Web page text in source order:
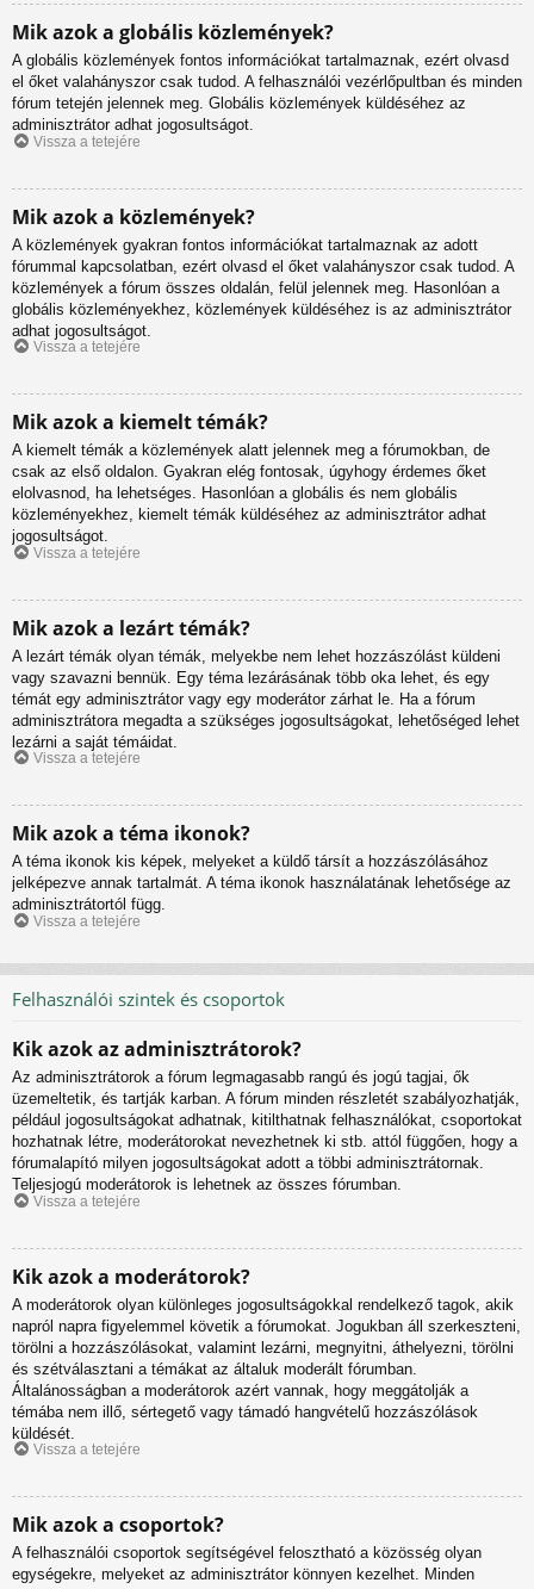
Mik azok a globális közlemények?
A globális közlemények fontos információkat tartalmaznak, ezért olvasd
el őket valahányszor csak tudod. A felhasználói vezérlőpultban és minden
fórum tetején jelennek meg. Globális közlemények küldéséhez az
adminisztrátor adhat jogosultságot.
Vissza a tetejére
Mik azok a közlemények?
A közlemények gyakran fontos információkat tartalmaznak az adott
fórummal kapcsolatban, ezért olvasd el őket valahányszor csak tudod. A
közlemények a fórum összes oldalán, felül jelennek meg. Hasonlóan a
globális közleményekhez, közlemények küldéséhez is az adminisztrátor
adhat jogosultságot.
Vissza a tetejére
Mik azok a kiemelt témák?
A kiemelt témák a közlemények alatt jelennek meg a fórumokban, de
csak az első oldalon. Gyakran elég fontosak, úgyhogy érdemes őket
elolvasnod, ha lehetséges. Hasonlóan a globális és nem globális
közleményekhez, kiemelt témák küldéséhez az adminisztrátor adhat
jogosultságot.
Vissza a tetejére
Mik azok a lezárt témák?
A lezárt témák olyan témák, melyekbe nem lehet hozzászólást küldeni
vagy szavazni bennük. Egy téma lezárásának több oka lehet, és egy
témát egy adminisztrátor vagy egy moderátor zárhat le. Ha a fórum
adminisztrátora megadta a szükséges jogosultságokat, lehetőséged lehet
lezárni a saját témáidat.
Vissza a tetejére
Mik azok a téma ikonok?
A téma ikonok kis képek, melyeket a küldő társít a hozzászólásához
jelképezve annak tartalmát. A téma ikonok használatának lehetősége az
adminisztrátortól függ.
Vissza a tetejére
Felhasználói szintek és csoportok
Kik azok az adminisztrátorok?
Az adminisztrátorok a fórum legmagasabb rangú és jogú tagjai, ők
üzemeltetik, és tartják karban. A fórum minden részletét szabályozhatják,
például jogosultságokat adhatnak, kitilthatnak felhasználókat, csoportokat
hozhatnak létre, moderátorokat nevezhetnek ki stb. attól függően, hogy a
fórumalapító milyen jogosultságokat adott a többi adminisztrátornak.
Teljesjogú moderátorok is lehetnek az összes fórumban.
Vissza a tetejére
Kik azok a moderátorok?
A moderátorok olyan különleges jogosultságokkal rendelkező tagok, akik
napról napra figyelemmel követik a fórumokat. Jogukban áll szerkeszteni,
törölni a hozzászólásokat, valamint lezárni, megnyitni, áthelyezni, törölni
és szétválasztani a témákat az általuk moderált fórumban.
Általánosságban a moderátorok azért vannak, hogy meggátolják a
témába nem illő, sértegető vagy támadó hangvételű hozzászólások
küldését.
Vissza a tetejére
Mik azok a csoportok?
A felhasználói csoportok segítségével felosztható a közösség olyan
egységekre, melyeket az adminisztrátor könnyen kezelhet. Minden